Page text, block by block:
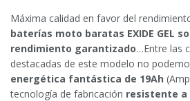
Máxima calidad en favor del
baterías moto baratas EXIDE GEL
rendimiento garantizado…Entre las
destacadas de este modelo no
energética fantástica de 19Ah
tecnología de fabricación resistente a